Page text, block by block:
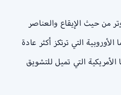
من حيث الإيقاع والعناصر
التي ترتكز أكثر عادة
التي تميل للتشويق